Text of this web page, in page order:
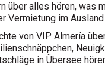
über alles hören, was
Vermietung im
von VIP Almería
in Übersee